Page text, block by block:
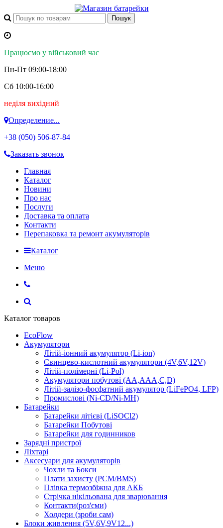
Працюємо у військовий час
Пн-Пт 09:00-18:00
Сб 10:00-16:00
неділя вихідний
Определение...
+38 (050) 506-87-84
Заказать звонок
Главная
Каталог
Новини
Про нас
Послуги
Доставка та оплата
Контакти
Перепаковка та ремонт акумуляторів
Каталог
Меню
Каталог товаров
EcoFlow
Акумулятори
Літій-іонний акумулятор (Li-ion)
Свинцево-кислотний акумулятори (4V,6V,12V)
Літій-полімерні (Li-Pol)
Акумулятори побутові (AA,AAA,C,D)
Літій-залізо-фосфатний акумулятор (LiFePO4, LFP)
Промислові (Ni-CD/Ni-MH)
Батарейки
Батарейки літієві (LiSOCl2)
Батарейки Побутові
Батарейки для годинников
Зарядні пристрої
Ліхтарі
Аксесуари для акумуляторів
Чохли та Бокси
Плати захисту (PCM/BMS)
Плівка термозбіжна для АКБ
Стрічка нікільована для зварювання
Контакти(роз'єми)
Холдери (зроби сам)
Блоки живлення (5V,6V,9V12...)